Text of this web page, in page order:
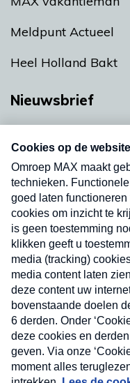
Meldpunt Actueel
Heel Holland Bakt
Nieuwsbrief
nieuwsbrief. Elke
uw mailbox.
Nieuwsbrief
Neem hier een
nieuwsbrief. Elke